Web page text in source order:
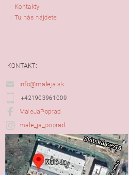
Kontakty
Tu nás nájdete
KONTAKT:
info@maleja.sk
+421903961009
MaleJaPoprad
male_ja_poprad